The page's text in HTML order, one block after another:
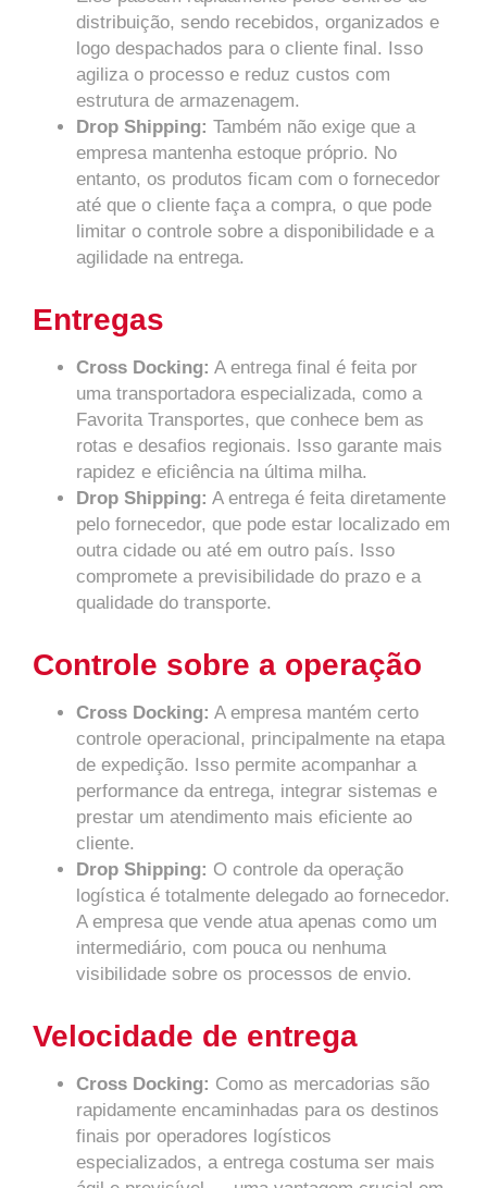
distribuição, sendo recebidos, organizados e
logo despachados para o cliente final. Isso
agiliza o processo e reduz custos com
estrutura de armazenagem.
Drop Shipping: Também não exige que a
empresa mantenha estoque próprio. No
entanto, os produtos ficam com o fornecedor
até que o cliente faça a compra, o que pode
limitar o controle sobre a disponibilidade e a
agilidade na entrega.
Entregas
Cross Docking: A entrega final é feita por
uma transportadora especializada, como a
Favorita Transportes, que conhece bem as
rotas e desafios regionais. Isso garante mais
rapidez e eficiência na última milha.
Drop Shipping: A entrega é feita diretamente
pelo fornecedor, que pode estar localizado em
outra cidade ou até em outro país. Isso
compromete a previsibilidade do prazo e a
qualidade do transporte.
Controle sobre a operação
Cross Docking: A empresa mantém certo
controle operacional, principalmente na etapa
de expedição. Isso permite acompanhar a
performance da entrega, integrar sistemas e
prestar um atendimento mais eficiente ao
cliente.
Drop Shipping: O controle da operação
logística é totalmente delegado ao fornecedor.
A empresa que vende atua apenas como um
intermediário, com pouca ou nenhuma
visibilidade sobre os processos de envio.
Velocidade de entrega
Cross Docking: Como as mercadorias são
rapidamente encaminhadas para os destinos
finais por operadores logísticos
especializados, a entrega costuma ser mais